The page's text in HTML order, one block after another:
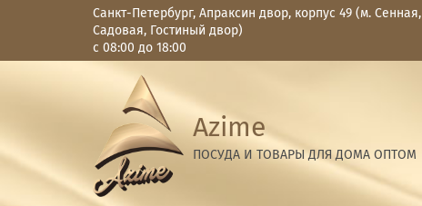
Санкт-Петербург, Апраксин двор, корпус 49 (м. Сенная,
Садовая, Гостиный двор)
с 08:00 до 18:00
Azime
ПОСУДА И ТОВАРЫ ДЛЯ ДОМА ОПТОМ